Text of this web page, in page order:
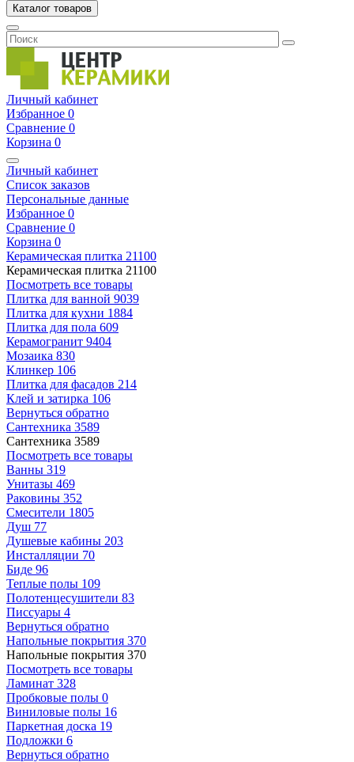
Каталог товаров
Личный кабинет
Избранное 0
Сравнение 0
Корзина 0
Личный кабинет
Список заказов
Персональные данные
Избранное 0
Сравнение 0
Корзина 0
Керамическая плитка 21100
Керамическая плитка 21100
Посмотреть все товары
Плитка для ванной 9039
Плитка для кухни 1884
Плитка для пола 609
Керамогранит 9404
Мозаика 830
Клинкер 106
Плитка для фасадов 214
Клей и затирка 106
Вернуться обратно
Сантехника 3589
Сантехника 3589
Посмотреть все товары
Ванны 319
Унитазы 469
Раковины 352
Смесители 1805
Душ 77
Душевые кабины 203
Инсталляции 70
Биде 96
Теплые полы 109
Полотенцесушители 83
Писсуары 4
Вернуться обратно
Напольные покрытия 370
Напольные покрытия 370
Посмотреть все товары
Ламинат 328
Пробковые полы 0
Виниловые полы 16
Паркетная доска 19
Подложки 6
Вернуться обратно